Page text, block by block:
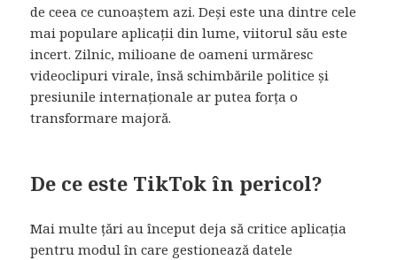
de ceea ce cunoaștem azi. Deși este una dintre cele
mai populare aplicații din lume, viitorul său este
incert. Zilnic, milioane de oameni urmăresc
videoclipuri virale, însă schimbările politice și
presiunile internaționale ar putea forța o
transformare majoră.
De ce este TikTok în pericol?
Mai multe țări au început deja să critice aplicația
pentru modul în care gestionează datele